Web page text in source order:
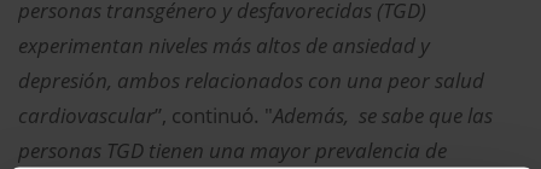
personas transgénero y desfavorecidas (TGD)
experimentan niveles más altos de ansiedad y
depresión, ambos relacionados con una peor salud
cardiovascular”, continuó. "Además, se sabe que las
personas TGD tienen una mayor prevalencia de